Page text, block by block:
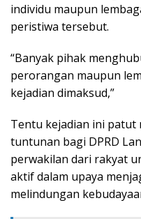
individu maupun
peristiwa tersebut.
“Banyak pihak
perorangan maupun
kejadian dimaksud,”
Tentu kejadian ini patut
tuntunan bagi DPRD
perwakilan dari rakyat
aktif dalam upaya
melindungan